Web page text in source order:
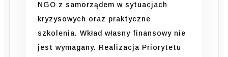
NGO z samorządem w sytuacjach
kryzysowych oraz praktyczne
szkolenia. Wkład własny finansowy nie
jest wymagany. Realizacja Priorytetu